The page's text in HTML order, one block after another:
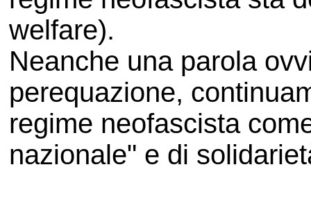
welfare).
Neanche una parola
perequazione,
regime neofascista
nazionale" e di